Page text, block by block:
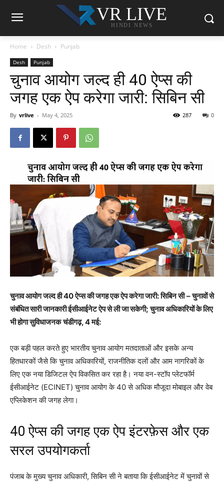
VR LIVE
HINDI NEWS
Home Desh Punjab
Desh Punjab
चुनाव आयोग जल्द ही 40 ऐप्स की
जगह एक ऐप करेगा जारी: सिबिन सी
By vrlive - May 4, 2025 0
287
चुनाव आयोग जल्द ही 40 ऐप्स की जगह एक ऐप करेगा जारी: सिबिन सी – चुनावों से
संबंधित सारी जानकारी ईसीआईनेट ऐप से ली जा सकेगी; चुनाव अधिकारियों के लिए
भी होगा सुविधाजनक चंडीगढ़, 4 मई:
एक बड़ी पहल करते हुए भारतीय चुनाव आयोग मतदाताओं और इसके अन्य
हितधारकों जैसे कि चुनाव अधिकारियों, राजनीतिक दलों और आम नागरिकों के
लिए एक नया डिजिटल ऐप विकसित कर रहा है। नया वन-स्टॉप प्लेटफॉर्म
ईसीआईनेट (ECINET) चुनाव आयोग के 40 से अधिक मौजूदा मोबाइल और वेब
एप्लिकेशन की जगह लेगा।
40 ऐप्स की जगह एक ऐप इंटरफ़ेस और एक
सरल उपयोगकर्ता
पंजाब के मुख्य चुनाव अधिकारी, सिबिन सी ने बताया कि ईसीआईनेट में चुनावों से